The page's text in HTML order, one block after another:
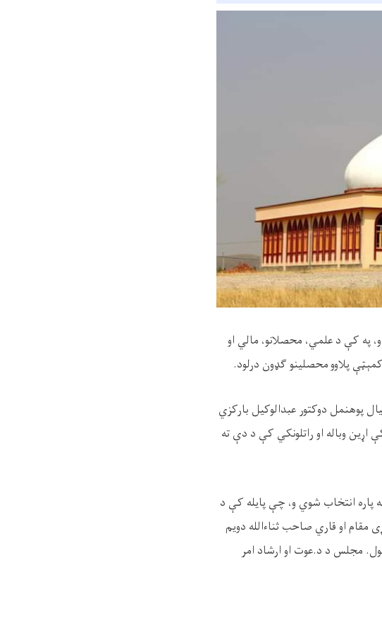
کې د علمي، محصلانو، مالي او
کمېټې پلاوو محصلینو ګډون درلود.
پوهنمل دوکتور عبدالوکیل بارکزي
وباله او راتلونکي کې د دې ته
څخه ۲۰ تنه حافظان دازموینې له پاره انتخاب شوي و، چې پایله کې د
مقام او قاري صاحب ثناءالله دویم
مجلس د د.عوت او ارشاد امر